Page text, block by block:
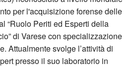
per l'acquisizione forense delle
“Ruolo Periti ed Esperti della
di Varese con specializzazione
Attualmente svolge l’attività di
presso il suo laboratorio in